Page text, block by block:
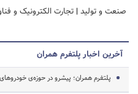
صنعت و تولید | تجارت الکترونیک و
آخرین اخبار پلتفرم همران
پلتفرم همران؛ پیشرو در حوزه‌ی